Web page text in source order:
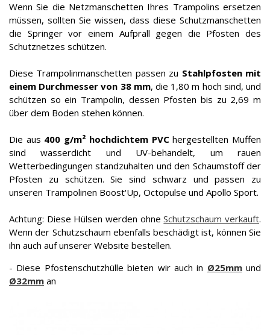
Wenn Sie die Netzmanschetten Ihres Trampolins ersetzen
müssen, sollten Sie wissen, dass diese Schutzmanschetten
die Springer vor einem Aufprall gegen die Pfosten des
Schutznetzes schützen.
Diese Trampolinmanschetten passen zu Stahlpfosten mit
einem Durchmesser von 38 mm, die 1,80 m hoch sind, und
schützen so ein Trampolin, dessen Pfosten bis zu 2,69 m
über dem Boden stehen können.
Die aus 400 g/m² hochdichtem PVChergestellten Muffen
sind wasserdicht und UV-behandelt, um rauen
Wetterbedingungen standzuhalten und den Schaumstoff der
Pfosten zu schützen. Sie sind schwarz und passen zu
unseren Trampolinen Boost'Up, Octopulse und Apollo Sport.
Achtung: Diese Hülsen werden ohneSchutzschaum verkauft.
Wenn der Schutzschaum ebenfalls beschädigt ist, können Sie
ihn auch auf unserer Website bestellen.
- Diese Pfostenschutzhülle bieten wir auch in Ø25mm und
Ø32mm an